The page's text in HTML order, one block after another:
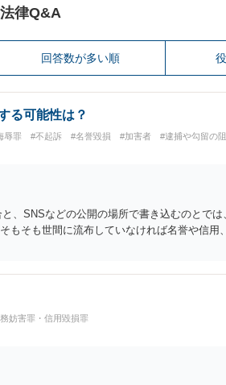
律Q&A
回答数が多い順
る可能性は？
辱罪 #不起訴 #名誉毀損 #加害者 #逮捕や勾留の
、SNSなどの公開の場所で書き込むのとでは
もそも世間に流布していなければ名誉や信用
妨害罪・信用毀損罪